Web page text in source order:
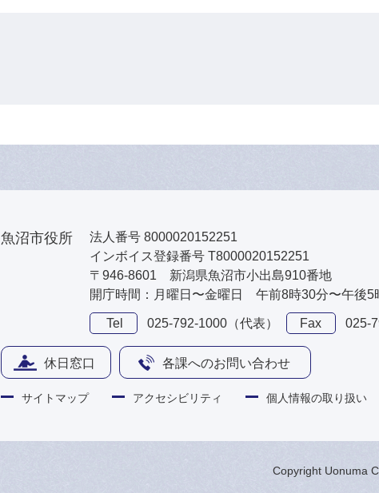
魚沼市役所
法人番号 8000020152251
インボイス登録番号 T8000020152251
〒946-8601 新潟県魚沼市小出島910番地
開庁時間：月曜日〜金曜日 午前8時30分〜午後5
Tel 025-792-1000（代表） Fax 025-
休日窓口 各課へのお問い合わせ
サイトマップ アクセシビリティ 個人情報の取り扱い
Copyright Uonuma